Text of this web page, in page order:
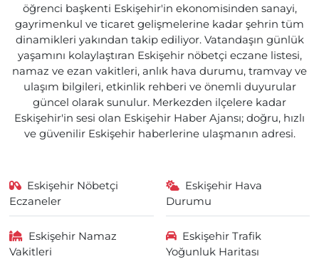
öğrenci başkenti Eskişehir'in ekonomisinden sanayi,
gayrimenkul ve ticaret gelişmelerine kadar şehrin tüm
dinamikleri yakından takip ediliyor. Vatandaşın günlük
yaşamını kolaylaştıran Eskişehir nöbetçi eczane listesi,
namaz ve ezan vakitleri, anlık hava durumu, tramvay ve
ulaşım bilgileri, etkinlik rehberi ve önemli duyurular
güncel olarak sunulur. Merkezden ilçelere kadar
Eskişehir'in sesi olan Eskişehir Haber Ajansı; doğru, hızlı
ve güvenilir Eskişehir haberlerine ulaşmanın adresi.
Eskişehir Nöbetçi
Eczaneler
Eskişehir Hava
Durumu
Eskişehir Namaz
Vakitleri
Eskişehir Trafik
Yoğunluk Haritası